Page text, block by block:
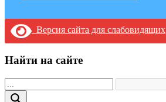
Версия сайта для слабовидящих
Найти на сайте